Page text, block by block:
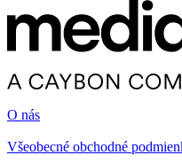
O nás
Všeobecné obchodné